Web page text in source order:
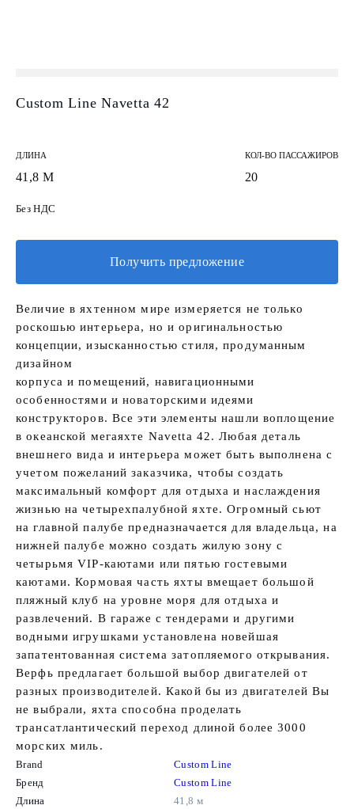
Custom Line Navetta 42
Величие в яхтенном мире измеряется не только
роскошью интерьера, но и оригинальностью
концепции, изысканностью стиля, продуманным
дизайном
корпуса и помещений, навигационными
особенностями и новаторскими идеями
конструкторов. Все эти элементы нашли воплощение
в океанской мегаяхте Navetta 42. Любая деталь
внешнего вида и интерьера может быть выполнена с
учетом пожеланий заказчика, чтобы создать
максимальный комфорт для отдыха и наслаждения
жизнью на четырехпалубной яхте. Огромный сьют
на главной палубе предназначается для владельца, на
нижней палубе можно создать жилую зону с
четырьмя VIP-каютами или пятью гостевыми
каютами. Кормовая часть яхты вмещает большой
пляжный клуб на уровне моря для отдыха и
развлечений. В гараже с тендерами и другими
водными игрушками установлена новейшая
запатентованная система затопляемого открывания.
Верфь предлагает большой выбор двигателей от
разных производителей. Какой бы из двигателей Вы
не выбрали, яхта способна проделать
трансатлантический переход длиной более 3000
морских миль.
Brand
Custom Line
Бренд
Custom Line
Длина
41,8 м
ДЛИНА
41,8 М
КОЛ-ВО ПАССАЖИРОВ
20
Без НДС
Получить предложение